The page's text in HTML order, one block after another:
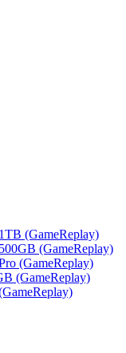
(GameReplay)
(GameReplay)
(GameReplay)
(GameReplay)